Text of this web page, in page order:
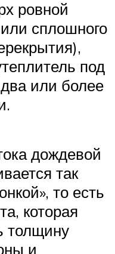
ровной
сплошного
под
или более
дождевой
так
то есть
которая
толщину
и